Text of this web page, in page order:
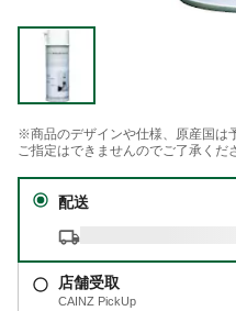
※商品のデザインや仕様、原産国は
ご指定はできませんのでご了承くだ
配送
店舗受取
CAINZ PickUp